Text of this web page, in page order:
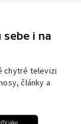
i na
chytré televizi
články a